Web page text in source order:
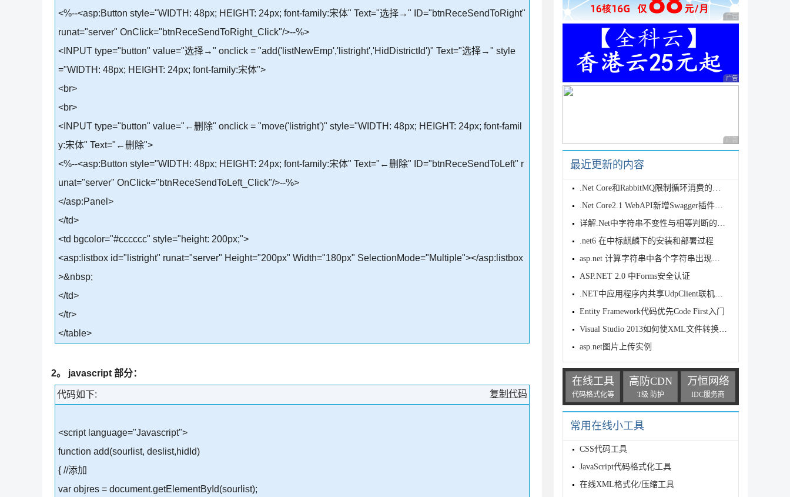
<%--<asp:Button style="WIDTH: 48px; HEIGHT: 24px; font-family:宋体" Text="选择→" ID="btnReceSendToRight"
runat="server" OnClick="btnReceSendToRight_Click"/>--%>
<INPUT type="button" value="选择→" onclick = "add('listNewEmp','listright','HidDistrictId')" Text="选择→" style
="WIDTH: 48px; HEIGHT: 24px; font-family:宋体">
<br>
<br>
<INPUT type="button" value="←删除" onclick = "move('listright')" style="WIDTH: 48px; HEIGHT: 24px; font-famil
y:宋体" Text="←删除">
<%--<asp:Button style="WIDTH: 48px; HEIGHT: 24px; font-family:宋体" Text="←删除" ID="btnReceSendToLeft" r
unat="server" OnClick="btnReceSendToLeft_Click"/>--%>
</asp:Panel>
</td>
<td bgcolor="#cccccc" style="height: 200px;">
<asp:listbox id="listright" runat="server" Height="200px" Width="180px" SelectionMode="Multiple"></asp:listbox
>&nbsp;
</td>
</tr>
</table>
2。 javascript 部分：
复制代码
代码如下:
<script language="Javascript">
function add(sourlist, deslist,hidId)
{ //添加
var objres = document.getElementById(sourlist);
广告 商业广告，理性
广告 商业广告，理性
广告 商业广告，理性
最近更新的内容
.Net Core和RabbitMQ限制循环消费的方法
.Net Core2.1 WebAPI新增Swagger插件详解
详解.Net中字符串不变性与相等判断的特殊场景
.net6 在中标麒麟下的安装和部署过程
asp.net 计算字符串中各个字符串出现的次数
ASP.NET 2.0 中Forms安全认证
.NET中应用程序内共享UdpClient联机的实现方法
Entity Framework代码优先Code First入门
Visual Studio 2013如何使XML文件转换成类
asp.net图片上传实例
在线工具
代码格式化等
高防CDN
T级 防护
万恒网络
IDC服务商
常用在线小工具
CSS代码工具
JavaScript代码格式化工具
在线XML格式化/压缩工具